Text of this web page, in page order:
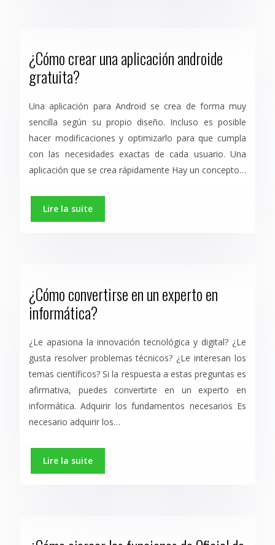
¿Cómo crear una aplicación androide
gratuita?
Una aplicación para Android se crea de forma muy
sencilla según su propio diseño. Incluso es posible
hacer modificaciones y optimizarlo para que cumpla
con las necesidades exactas de cada usuario. Una
aplicación que se crea rápidamente Hay un concepto…
Lire la suite
¿Cómo convertirse en un experto en
informática?
¿Le apasiona la innovación tecnológica y digital? ¿Le
gusta resolver problemas técnicos? ¿Le interesan los
temas científicos? Si la respuesta a estas preguntas es
afirmativa, puedes convertirte en un experto en
informática. Adquirir los fundamentos necesarios Es
necesario adquirir los…
Lire la suite